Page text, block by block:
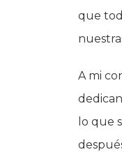
que
A mi
lo que